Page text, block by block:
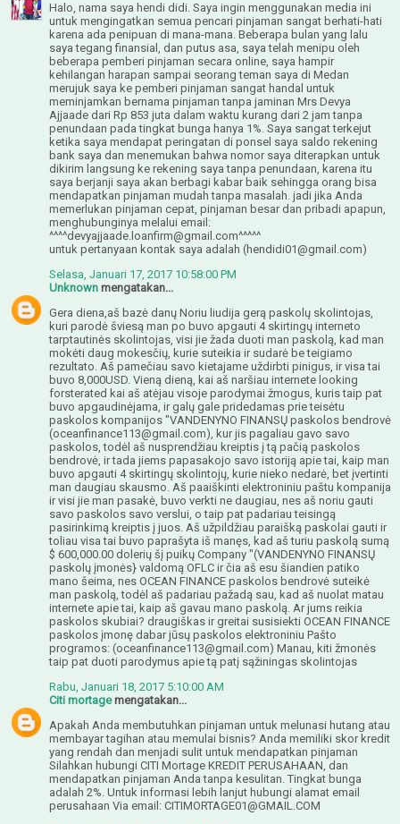
Halo, nama saya hendi didi. Saya ingin menggunakan media ini
untuk mengingatkan semua pencari pinjaman sangat berhati-hati
karena ada penipuan di mana-mana. Beberapa bulan yang lalu
saya tegang finansial, dan putus asa, saya telah menipu oleh
beberapa pemberi pinjaman secara online, saya hampir
kehilangan harapan sampai seorang teman saya di Medan
merujuk saya ke pemberi pinjaman sangat handal untuk
meminjamkan bernama pinjaman tanpa jaminan Mrs Devya
Ajjaade dari Rp 853 juta dalam waktu kurang dari 2 jam tanpa
penundaan pada tingkat bunga hanya 1%. Saya sangat terkejut
ketika saya mendapat peringatan di ponsel saya saldo rekening
bank saya dan menemukan bahwa nomor saya diterapkan untuk
dikirim langsung ke rekening saya tanpa penundaan, karena itu
saya berjanji saya akan berbagi kabar baik sehingga orang bisa
mendapatkan pinjaman mudah tanpa masalah. jadi jika Anda
memerlukan pinjaman cepat, pinjaman besar dan pribadi apapun,
menghubunginya melalui email:
^^^^devyajjaade.loanfirm@gmail.com^^^^^
untuk pertanyaan kontak saya adalah (hendidi01@gmail.com)
Selasa, Januari 17, 2017 10:58:00 PM
Unknown mengatakan...
Gera diena,aš bazė danų Noriu liudija gerą paskolų skolintojas,
kuri parodė šviesą man po buvo apgauti 4 skirtingų interneto
tarptautinės skolintojas, visi jie žada duoti man paskolą, kad man
mokėti daug mokesčių, kurie suteikia ir sudarė be teigiamo
rezultato. Aš pamečiau savo kietajame uždirbti pinigus, ir visa tai
buvo 8,000USD. Vieną dieną, kai aš naršiau internete looking
forsterated kai aš atėjau visoje parodymai žmogus, kuris taip pat
buvo apgaudinėjama, ir galų gale pridedamas prie teisėtu
paskolos kompanijos "VANDENYNO FINANSŲ paskolos bendrovė
(oceanfinance113@gmail.com), kur jis pagaliau gavo savo
paskolos, todėl aš nusprendžiau kreiptis į tą pačią paskolos
bendrovė, ir tada jiems papasakojo savo istoriją apie tai, kaip man
buvo apgauti 4 skirtingų skolintojų, kurie nieko nedarė, bet įvertinti
man daugiau skausmo. Aš paaiškinti elektroniniu paštu kompanija
ir visi jie man pasakė, buvo verkti ne daugiau, nes aš noriu gauti
savo paskolos savo verslui, o taip pat padariau teisingą
pasirinkimą kreiptis į juos. Aš užpildžiau paraišką paskolai gauti ir
toliau visa tai buvo paprašyta iš manęs, kad aš turiu paskolą sumą
$ 600,000.00 dolerių šį puikų Company "(VANDENYNO FINANSŲ
paskolų įmonės} valdomą OFLC ir čia aš esu šiandien patiko
mano šeima, nes OCEAN FINANCE paskolos bendrovė suteikė
man paskolą, todėl aš padariau pažadą sau, kad aš nuolat matau
internete apie tai, kaip aš gavau mano paskolą. Ar jums reikia
paskolos skubiai? draugiškas ir greitai susisiekti OCEAN FINANCE
paskolos įmonę dabar jūsų paskolos elektroniniu Pašto
programos: (oceanfinance113@gmail.com) Manau, kiti žmonės
taip pat duoti parodymus apie tą patį sąžiningas skolintojas
Rabu, Januari 18, 2017 5:10:00 AM
Citi mortagemengatakan...
Apakah Anda membutuhkan pinjaman untuk melunasi hutang atau
membayar tagihan atau memulai bisnis? Anda memiliki skor kredit
yang rendah dan menjadi sulit untuk mendapatkan pinjaman
Silahkan hubungi CITI Mortage KREDIT PERUSAHAAN, dan
mendapatkan pinjaman Anda tanpa kesulitan. Tingkat bunga
adalah 2%. Untuk informasi lebih lanjut hubungi alamat email
perusahaan Via email: CITIMORTAGE01@GMAIL.COM